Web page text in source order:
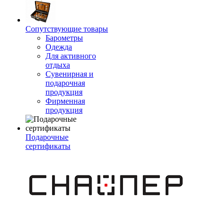
Сопутствующие товары
Барометры
Одежда
Для активного
отдыха
Сувенирная и
подарочная
продукция
Фирменная
продукция
Подарочные
сертификаты